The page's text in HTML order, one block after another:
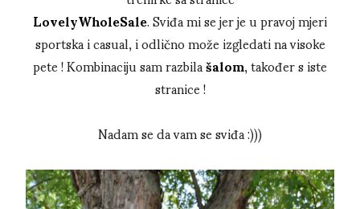
LovelyWholeSale. Sviđa mi se jer je u pravoj mjeri
sportska i casual, i odlično može izgledati na visoke
pete ! Kombinaciju sam razbilašalom, također s iste
stranice !
Nadam se da vam se sviđa :)))